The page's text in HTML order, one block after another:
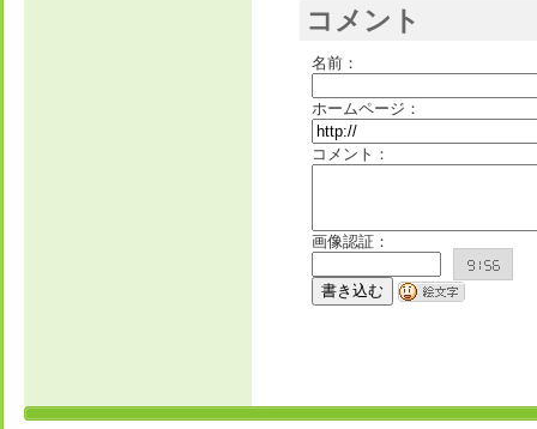
コメント
名前：
ホームページ：
コメント：
画像認証：